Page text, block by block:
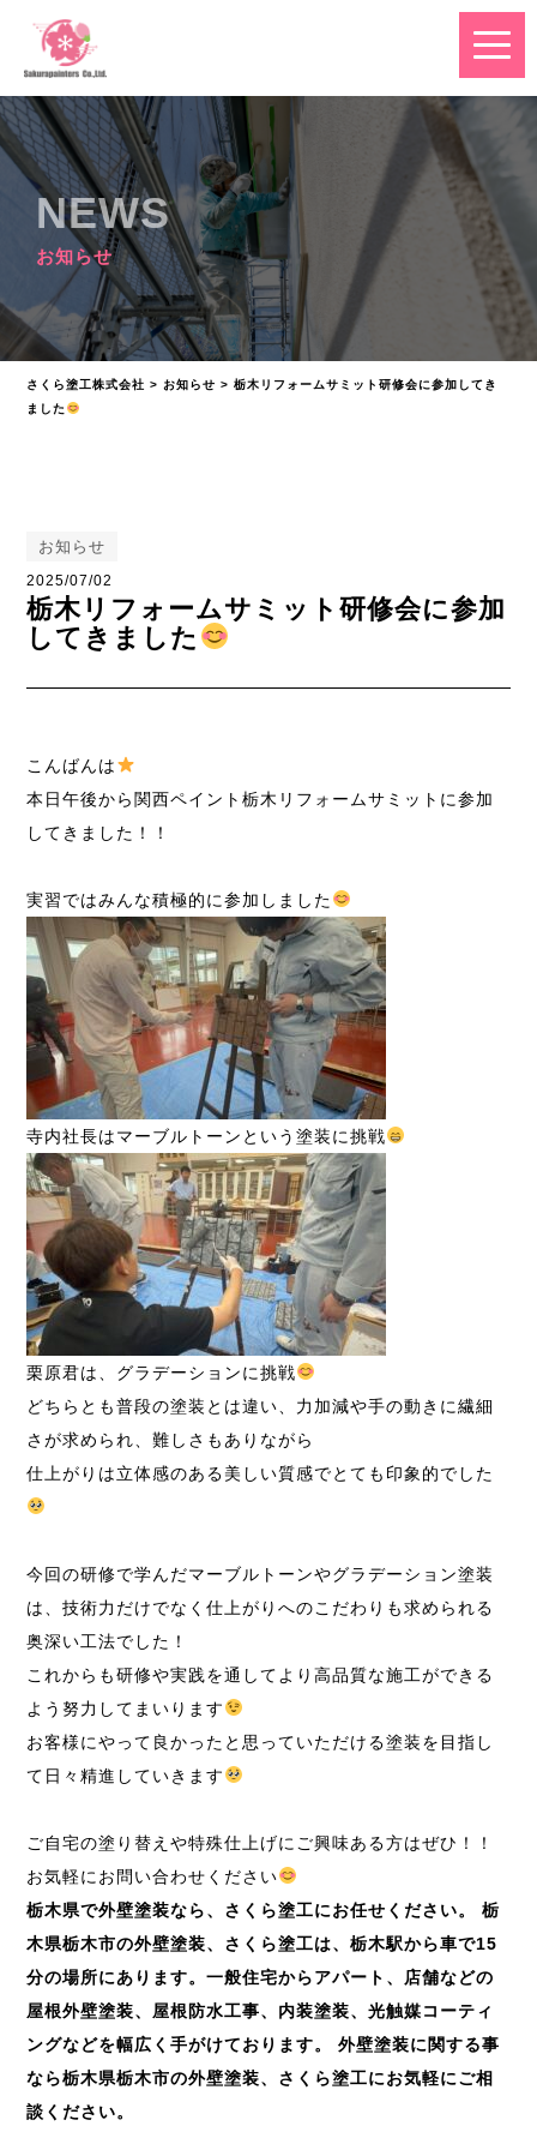
NEWS
お知らせ
さくら塗工株式会社 > お知らせ >栃木リフォームサミット研修会に参加してき
ました
お知らせ
2025/07/02
栃木リフォームサミット研修会に参加
してきました
こんばんは
本日午後から関西ペイント栃木リフォームサミットに参加
してきました！！
実習ではみんな積極的に参加しました
寺内社長はマーブルトーンという塗装に挑戦
栗原君は、グラデーションに挑戦
どちらとも普段の塗装とは違い、力加減や手の動きに繊細
さが求められ、難しさもありながら
仕上がりは立体感のある美しい質感でとても印象的でした
今回の研修で学んだマーブルトーンやグラデーション塗装
は、技術力だけでなく仕上がりへのこだわりも求められる
奥深い工法でした！
これからも研修や実践を通してより高品質な施工ができる
よう努力してまいります
お客様にやって良かったと思っていただける塗装を目指し
て日々精進していきます
ご自宅の塗り替えや特殊仕上げにご興味ある方はぜひ！！
お気軽にお問い合わせください
栃木県で外壁塗装なら、さくら塗工にお任せください。
栃
木県栃木市の外壁塗装、さくら塗工は、栃木駅から車で15
分の場所にあります。一般住宅からアパート、店舗などの
屋根外壁塗装、屋根防水工事、内装塗装、光触媒コーティ
ングなどを幅広く手がけております。
外壁塗装に関する事
なら栃木県栃木市の外壁塗装、さくら塗工にお気軽にご相
談ください。